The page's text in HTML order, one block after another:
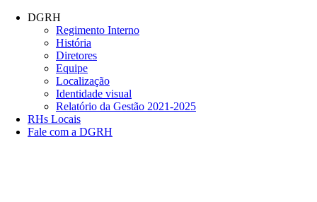
Conteúdo principal
DGRH
Regimento Interno
História
Diretores
Equipe
Localização
Identidade visual
Relatório da Gestão 2021-2025
RHs Locais
Fale com a DGRH